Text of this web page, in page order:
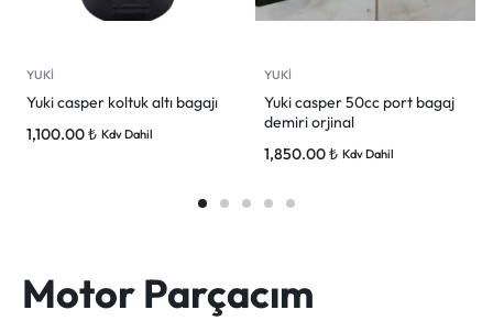
YUKİ
Yuki casper koltuk altı bagajı
1,100.00₺ Kdv Dahil
YUKİ
Yuki casper 50cc port bagaj
demiri orjinal
1,850.00₺ Kdv Dahil
Motor Parçacım